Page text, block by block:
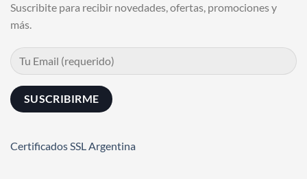
Suscribite para recibir novedades, ofertas, promociones y
más.
Certificados SSL Argentina